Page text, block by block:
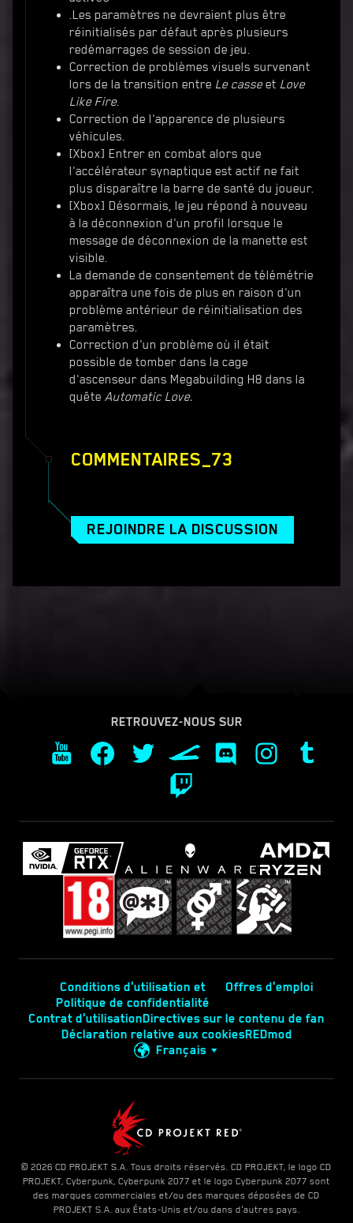
.Les paramètres ne devraient plus être
réinitialisés par défaut après plusieurs
redémarrages de session de jeu.
Correction de problèmes visuels survenant
lors de la transition entre Le casseet Love
Like Fire.
Correction de l'apparence de plusieurs
véhicules.
[Xbox] Entrer en combat alors que
l'accélérateur synaptique est actif ne fait
plus disparaître la barre de santé du joueur.
[Xbox] Désormais, le jeu répond à nouveau
à la déconnexion d'un profil lorsque le
message de déconnexion de la manette est
visible.
La demande de consentement de télémétrie
apparaîtra une fois de plus en raison d'un
problème antérieur de réinitialisation des
paramètres.
Correction d'un problème où il était
possible de tomber dans la cage
d'ascenseur dans Megabuilding H8 dans la
quête Automatic Love.
COMMENTAIRES_73
REJOINDRE LA DISCUSSION
RETROUVEZ-NOUS SUR
Conditions d'utilisation et
Politique de confidentialité
Offres d'emploi
Contrat d'utilisationDirectives sur le contenu de fan
Déclaration relative aux cookiesREDmod
Français
© 2026 CD PROJEKT S.A. Tous droits réservés. CD PROJEKT, le logo CD
PROJEKT, Cyberpunk, Cyberpunk 2077 et le logo Cyberpunk 2077 sont
des marques commerciales et/ou des marques déposées de CD
PROJEKT S.A. aux États-Unis et/ou dans d'autres pays.